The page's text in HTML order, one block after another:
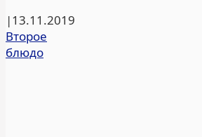
|13.11.2019
Второе
блюдо